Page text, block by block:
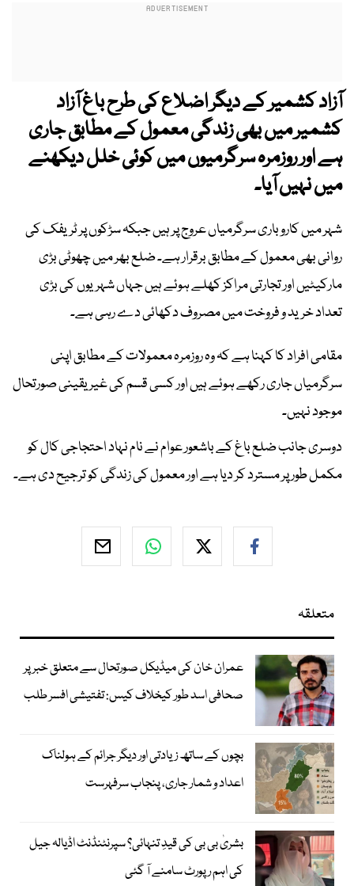
آزاد کشمیر کے دیگر اضلاع کی طرح باغ آزاد
کشمیر میں بھی زندگی معمول کے مطابق جاری
ہے اور روزمرہ سرگرمیوں میں کوئی خلل دیکھنے
میں نہیں آیا۔
شہر میں کاروباری سرگرمیاں عروج پر ہیں جبکہ سڑکوں پر ٹریفک کی
روانی بھی معمول کے مطابق برقرار ہے۔ ضلع بھر میں چھوٹی بڑی
مارکیٹیں اور تجارتی مراکز کھلے ہوئے ہیں جہاں شہریوں کی بڑی
تعداد خرید و فروخت میں مصروف دکھائی دے رہی ہے۔
مقامی افراد کا کہنا ہے کہ وہ روزمرہ معمولات کے مطابق اپنی
سرگرمیاں جاری رکھے ہوئے ہیں اور کسی قسم کی غیر یقینی صورتحال
موجود نہیں۔
دوسری جانب ضلع باغ کے باشعور عوام نے نام نہاد احتجاجی کال کو
مکمل طور پر مسترد کر دیا ہے اور معمول کی زندگی کو ترجیح دی ہے۔
متعلقہ
عمران خان کی میڈیکل صورتحال سے متعلق خبر پر
صحافی اسد طور کیخلاف کیس: تفتیشی افسر طلب
بچوں کے ساتھ زیادتی اور دیگر جرائم کے ہولناک
اعداد و شمار جاری، پنجاب سرفہرست
بشریٰ بی بی کی قیدِ تنہائی؟ سپرنٹنڈنٹ اڈیالہ جیل
کی اہم رپورٹ سامنے آ گئی